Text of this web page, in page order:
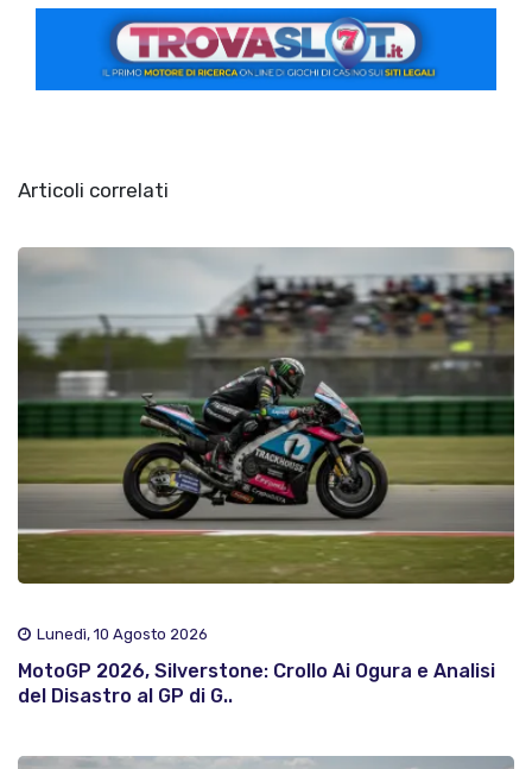
Articoli correlati
Lunedì, 10 Agosto 2026
MotoGP 2026, Silverstone: Crollo Ai Ogura e Analisi
del Disastro al GP di G..